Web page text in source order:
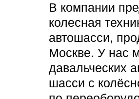
В компании
колесная
автошасси,
Москве. У нас
давальческих
шасси с